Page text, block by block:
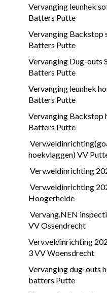
Vervanging leunhek
Batters Putte
Vervanging Backstop
Batters Putte
Vervanging Dug-outs
Batters Putte
Vervanging leunhek
Batters Putte
Vervanging Backstop
Batters Putte
hoekvlaggen) VV
Verv.veldinrichting
Hoogerheide
VV Ossendrecht
Verv.veldinrichting
3 VV Woensdrecht
Vervanging dug-outs
batters Putte